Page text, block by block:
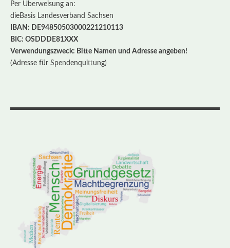
Per Überweisung an:
dieBasis Landesverband Sachsen
IBAN: DE94850503000221210113
BIC: OSDDDE81XXX
Verwendungszweck: Bitte Namen und Adresse angeben!
(Adresse für Spendenquittung)